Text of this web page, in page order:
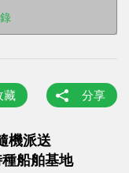
藏 分享
機派送
船舶基地